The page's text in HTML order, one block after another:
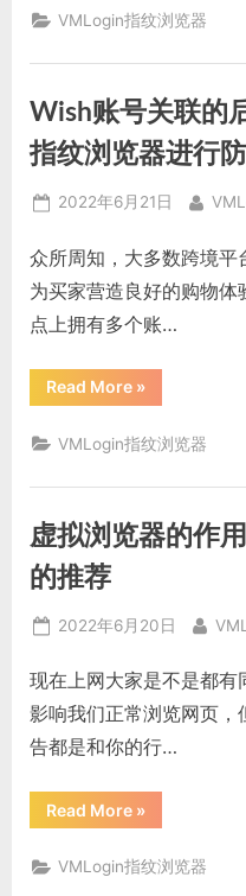
浏
览
推
它
是
怎
么
解
一
系
境
难
题
VMLogin指纹浏览器
Wish账号关联的
指纹浏览器进行
Posted
2022年6月21日 By
众所周知，大多数跨境平
为买家营造良好的购物
点上拥有多个账…
Read More“Wish
账
关
联
后
严
不
严
用
指
浏
览
器
进
行
防
作？”
»
VMLogin指纹浏览器
虚拟浏览器的作
的推荐
Posted
2022年6月20日 By
现在上网大家是不是都
影响我们正常浏览网页
告都是和你的行…
Read More“虚
拟
览
器
»
VMLogin指纹浏览器